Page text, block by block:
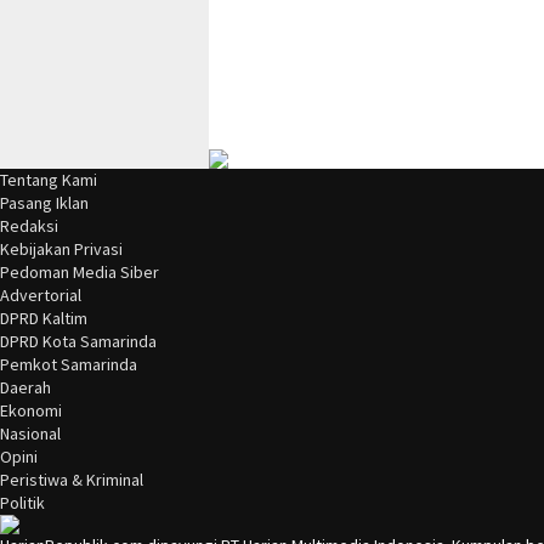
Tentang Kami
Pasang Iklan
Redaksi
Kebijakan Privasi
Pedoman Media Siber
Advertorial
DPRD Kaltim
DPRD Kota Samarinda
Pemkot Samarinda
Daerah
Ekonomi
Nasional
Opini
Peristiwa & Kriminal
Politik